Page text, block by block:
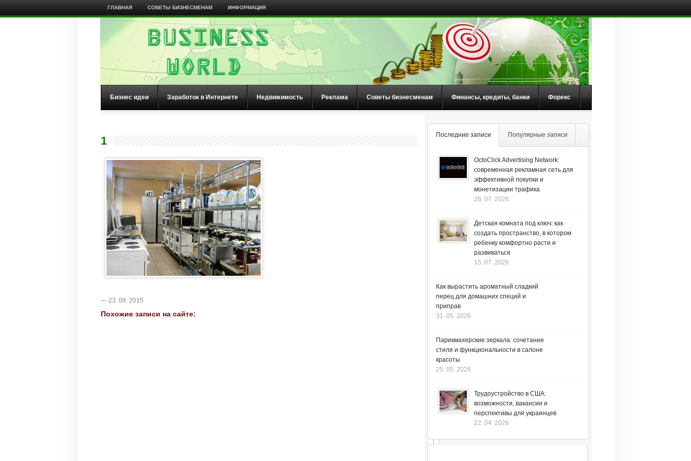
ГЛАВНАЯ СОВЕТЫ БИЗНЕСМЕНАМ ИНФОРМАЦИЯ
Бизнес идеи Заработок в Интернете Недвижимость Реклама Советы бизнесменам Финансы, кредиты, банки Форекс
1
— 23. 09. 2015
Похожие записи на сайте:
Последние записи Популярные записи
OctoClick Advertising Network:
современная рекламная сеть для
эффективной покупки и
монетизации трафика
28. 07. 2026
Детская комната под ключ: как
создать пространство, в котором
ребенку комфортно расти и
развиваться
15. 07. 2026
Как вырастить ароматный сладкий
перец для домашних специй и
приправ
31. 05. 2026
Парикмахерские зеркала: сочетание
стиля и функциональности в салоне
красоты
25. 05. 2026
Трудоустройство в США:
возможности, вакансии и
перспективы для украинцев
22. 04. 2026